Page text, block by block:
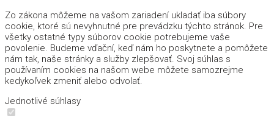
Zo zákona môžeme na vašom zariadení ukladať iba súbory
cookie, ktoré sú nevyhnutné pre prevádzku týchto stránok. Pre
všetky ostatné typy súborov cookie potrebujeme vaše
povolenie. Budeme vďační, keď nám ho poskytnete a pomôžete
nám tak, naše stránky a služby zlepšovať. Svoj súhlas s
používaním cookies na našom webe môžete samozrejme
kedykoľvek zmeniť alebo odvolať.
Jednotlivé súhlasy